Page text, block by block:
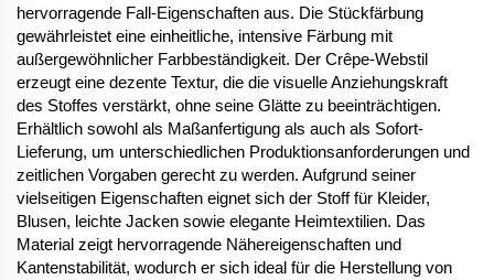
hervorragende Fall-Eigenschaften aus. Die Stückfärbung
gewährleistet eine einheitliche, intensive Färbung mit
außergewöhnlicher Farbbeständigkeit. Der Crêpe-Webstil
erzeugt eine dezente Textur, die die visuelle Anziehungskraft
des Stoffes verstärkt, ohne seine Glätte zu beeinträchtigen.
Erhältlich sowohl als Maßanfertigung als auch als Sofort-
Lieferung, um unterschiedlichen Produktionsanforderungen und
zeitlichen Vorgaben gerecht zu werden. Aufgrund seiner
vielseitigen Eigenschaften eignet sich der Stoff für Kleider,
Blusen, leichte Jacken sowie elegante Heimtextilien. Das
Material zeigt hervorragende Nähereigenschaften und
Kantenstabilität, wodurch er sich ideal für die Herstellung von